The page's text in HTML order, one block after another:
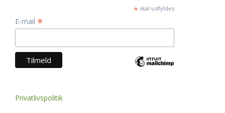
*skal udfyldes
E-mail *
Privatlivspolitik